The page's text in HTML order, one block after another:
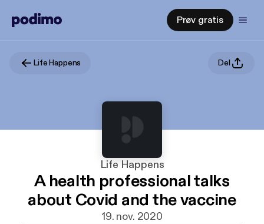
Prøv gratis
Life Happens Del
Life Happens
A health professional talks
about Covid and the vaccine
19. nov. 2020